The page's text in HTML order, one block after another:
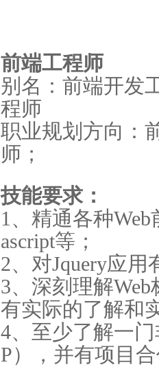
前端工程师
别名：前端开发
程师
职业规划方向：
师；
技能要求：
1、精通各种
ascript等；
2、对Jquery应
3、深刻理解
有实际的了解和
4、至少了解一门
P），并有项目